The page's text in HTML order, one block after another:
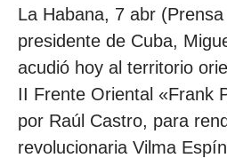
La Habana, 7 abr (Prensa
presidente de Cuba,
acudió hoy al territorio
II Frente Oriental «Frank
por Raúl Castro, para
revolucionaria Vilma